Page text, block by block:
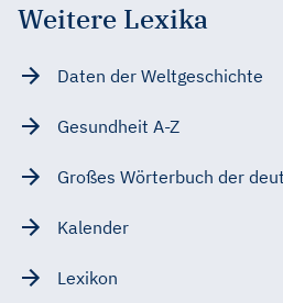
Weitere Lexika
Daten der Weltgeschichte
Gesundheit A-Z
Großes Wörterbuch der
Kalender
Lexikon